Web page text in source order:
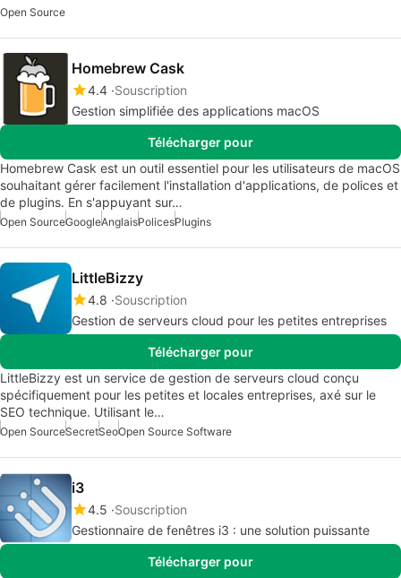
Open Source
Homebrew Cask
4.4 Souscription
Gestion simplifiée des applications macOS
Télécharger pour
Homebrew Cask est un outil essentiel pour les utilisateurs de macOS
souhaitant gérer facilement l'installation d'applications, de polices et
de plugins. En s'appuyant sur…
Open SourceGoogleAnglaisPolicesPlugins
LittleBizzy
4.8 Souscription
Gestion de serveurs cloud pour les petites entreprises
Télécharger pour
LittleBizzy est un service de gestion de serveurs cloud conçu
spécifiquement pour les petites et locales entreprises, axé sur le
SEO technique. Utilisant le…
Open SourceSecretSeoOpen Source Software
i3
4.5 Souscription
Gestionnaire de fenêtres i3 : une solution puissante
Télécharger pour